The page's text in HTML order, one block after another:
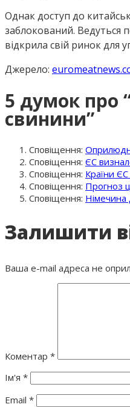
Однак доступ до
заблокований. Ведуться
відкрила свій ринок для
Джерело:
5 думок про
свинини”
Сповіщення:
Сповіщення: ЄС
Сповіщення: Країни
Сповіщення: Прогноз
Сповіщення: Німечина
Залишити
Ваша e-mail адреса не
Коментар *
Ім'я *
Email *